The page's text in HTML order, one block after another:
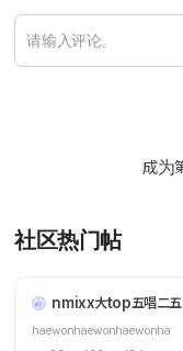
成为
社区热门帖
nmixx大top五唱二
haewonhaewonhaewonha